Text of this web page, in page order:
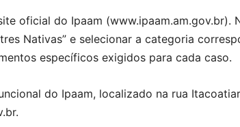
oficial do Ipaam (www.ipaam.am.gov.br).
Nativas” e selecionar a categoria
específicos exigidos para cada caso.
do Ipaam, localizado na rua